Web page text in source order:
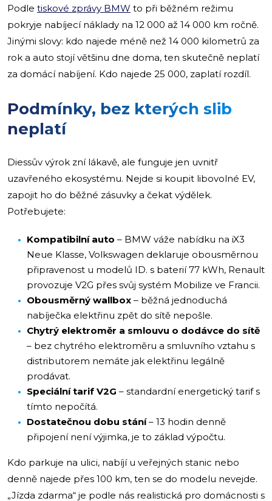
Podle tiskové zprávy BMW to při běžném režimu
pokryje nabíjecí náklady na 12 000 až 14 000 km ročně.
Jinými slovy: kdo najede méně než 14 000 kilometrů za
rok a auto stojí většinu dne doma, ten skutečně neplatí
za domácí nabíjení. Kdo najede 25 000, zaplatí rozdíl.
Podmínky, bez kterých slib
neplatí
Diessův výrok zní lákavě, ale funguje jen uvnitř
uzavřeného ekosystému. Nejde si koupit libovolné EV,
zapojit ho do běžné zásuvky a čekat výdělek.
Potřebujete:
Kompatibilní auto – BMW váže nabídku na iX3
Neue Klasse, Volkswagen deklaruje obousměrnou
připravenost u modelů ID. s baterií 77 kWh, Renault
provozuje V2G přes svůj systém Mobilize ve Francii.
Obousměrný wallbox – běžná jednoduchá
nabíječka elektřinu zpět do sítě nepošle.
Chytrý elektroměr a smlouvu o dodávce do sítě
– bez chytrého elektroměru a smluvního vztahu s
distributorem nemáte jak elektřinu legálně
prodávat.
Speciální tarif V2G – standardní energetický tarif s
tímto nepočítá.
Dostatečnou dobu stání– 13 hodin denně
připojení není výjimka, je to základ výpočtu.
Kdo parkuje na ulici, nabíjí u veřejných stanic nebo
denně najede přes 100 km, ten se do modelu nevejde.
„Jízda zdarma“ je podle nás realistická pro domácnosti s